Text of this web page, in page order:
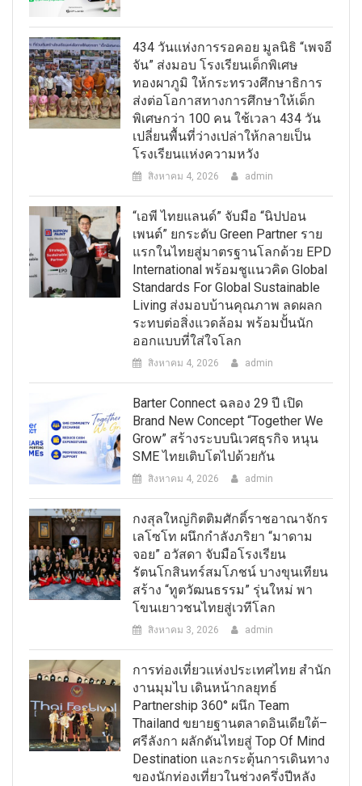
434 วันแห่งการรอคอย มูลนิธิ “เพจอี
จัน” ส่งมอบ โรงเรียนเด็กพิเศษ
ทองผาภูมิ ให้กระทรวงศึกษาธิการ
ส่งต่อโอกาสทางการศึกษาให้เด็ก
พิเศษกว่า 100 คน ใช้เวลา 434 วัน
เปลี่ยนพื้นที่ว่างเปล่าให้กลายเป็น
โรงเรียนแห่งความหวัง
สิงหาคม 4, 2026 admin
“เอพี ไทยแลนด์” จับมือ “นิปปอน
เพนต์” ยกระดับ Green Partner ราย
แรกในไทยสู่มาตรฐานโลกด้วย EPD
International พร้อมชูแนวคิด Global
Standards For Global Sustainable
Living ส่งมอบบ้านคุณภาพ ลดผลก
ระทบต่อสิ่งแวดล้อม พร้อมปั้นนัก
ออกแบบที่ใส่ใจโลก
สิงหาคม 4, 2026 admin
Barter Connect ฉลอง 29 ปี เปิด
Brand New Concept “Together We
Grow” สร้างระบบนิเวศธุรกิจ หนุน
SME ไทยเติบโตไปด้วยกัน
สิงหาคม 4, 2026 admin
กงสุลใหญ่กิตติมศักดิ์ราชอาณาจักร
เลโซโท ผนึกกำลังภริยา “มาดาม
จอย” อวัสดา จับมือโรงเรียน
รัตนโกสินทร์สมโภชน์ บางขุนเทียน
สร้าง “ทูตวัฒนธรรม” รุ่นใหม่ พา
โขนเยาวชนไทยสู่เวทีโลก
สิงหาคม 3, 2026 admin
การท่องเที่ยวแห่งประเทศไทย สำนัก
งานมุมไบ เดินหน้ากลยุทธ์
Partnership 360° ผนึก Team
Thailand ขยายฐานตลาดอินเดียใต้–
ศรีลังกา ผลักดันไทยสู่ Top Of Mind
Destination และกระตุ้นการเดินทาง
ของนักท่องเที่ยวในช่วงครึ่งปีหลัง